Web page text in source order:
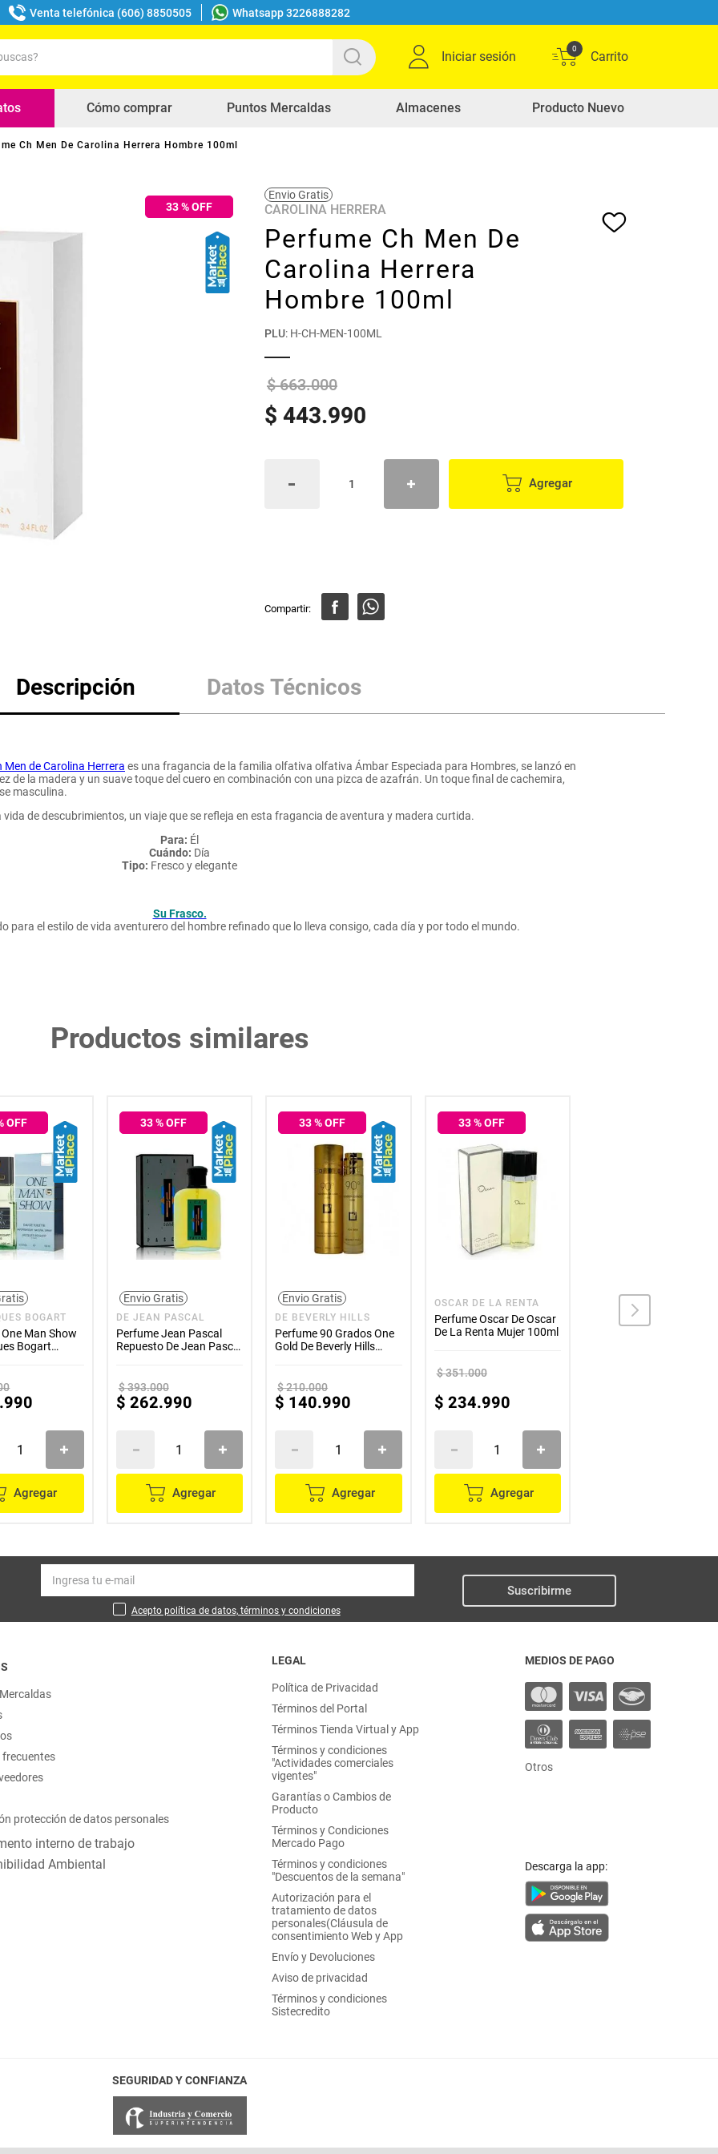
Venta telefónica (606) 8850505 Whatsapp 3226888282
Iniciar sesión
0
Cómo comprar Puntos Mercaldas Almacenes Producto Nuevo
Ch Men De Carolina Herrera Hombre 100ml
33% OFF
Envio Gratis
CAROLINA HERRERA
Perfume Ch Men De
Carolina Herrera
Hombre 100ml
PLU: H-CH-MEN-100ML
$ 663.000
$443.990
Agregar
Descripción Datos Técnicos
Men de Carolina Herrera es una fragancia de la familia olfativa olfativa Ámbar Especiada para Hombres, se lanzó en
de la madera y un suave toque del cuero en combinación con una pizca de azafrán. Un toque final de cachemira,
masculina.
de descubrimientos, un viaje que se refleja en esta fragancia de aventura y madera curtida.
Para: Él
Cuándo: Día
Tipo: Fresco y elegante
Su Frasco.
para el estilo de vida aventurero del hombre refinado que lo lleva consigo, cada día y por todo el mundo.
Productos similares
OFF
BOGART
Man Show
Bogart
.990
Agregar
Envio Gratis
33% OFF
DE JEAN PASCAL
Perfume Jean Pascal
Repuesto De Jean Pascal
$393.000
$ 262.990
Agregar
Envio Gratis
33% OFF
DE BEVERLY HILLS
Perfume 90 Grados One
Gold De Beverly Hills
$210.000
$ 140.990
Agregar
33% OFF
OSCAR DE LA RENTA
Perfume Oscar De Oscar
De La Renta Mujer 100ml
$351.000
$ 234.990
Agregar
Envio Gratis
DE ANTONIO BANDERAS
Acepto política de datos, términos y condiciones
Suscribirme
protección de datos personales
interno de trabajo
Ambiental
LEGAL
Política de Privacidad
Términos del Portal
Términos Tienda Virtual y App
Términos y condiciones
"Actividades comerciales
vigentes"
Garantías o Cambios de
Producto
Términos y Condiciones
Mercado Pago
Términos y condiciones
"Descuentos de la semana"
Autorización para el
tratamiento de datos
personales(Cláusula de
consentimiento Web y App
Envío y Devoluciones
Aviso de privacidad
Términos y condiciones
Sistecredito
MEDIOS DE PAGO
Otros
Descarga la app:
SEGURIDAD Y CONFIANZA
buscados